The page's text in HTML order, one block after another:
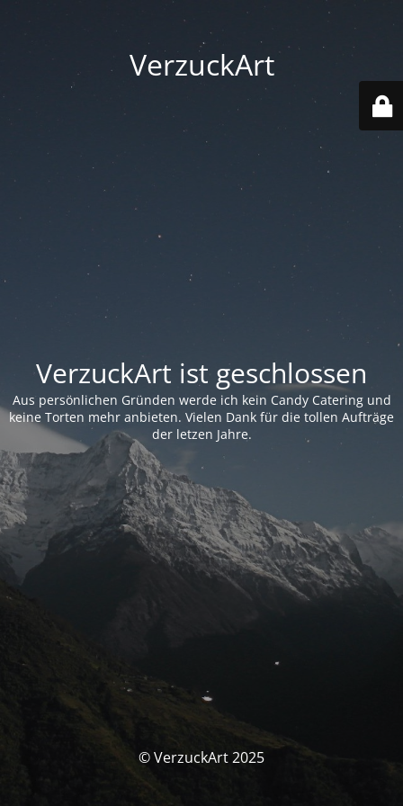
VerzuckArt
VerzuckArt ist geschlossen
Aus persönlichen Gründen werde ich kein Candy Catering und
keine Torten mehr anbieten. Vielen Dank für die tollen Aufträge
der letzen Jahre.
© VerzuckArt 2025